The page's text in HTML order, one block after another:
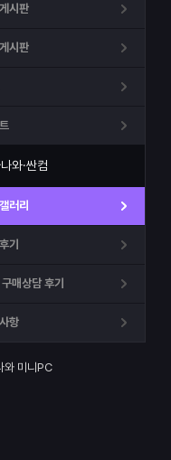
시판
시판
와·싼컴
러리
기
매상담 후기
항